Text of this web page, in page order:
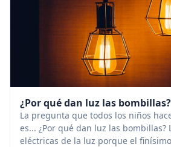
¿Por qué dan luz las bombillas?
La pregunta que todos los niños
es... ¿Por qué dan luz las bombillas?
eléctricas de la luz porque el